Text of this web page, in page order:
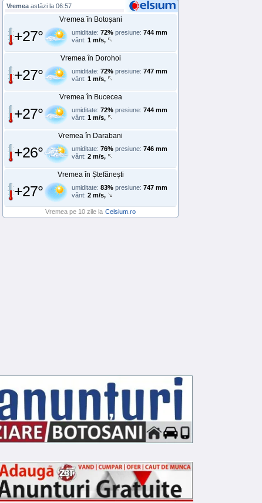
Vremea astăzi la 06:57
Vremea în Botoșani
+27° umiditate: 72% presiune: 744 mm
vânt: 1 m/s,
Vremea în Dorohoi
+27° umiditate: 72% presiune: 747 mm
vânt: 1 m/s,
Vremea în Bucecea
+27° umiditate: 72% presiune: 744 mm
vânt: 1 m/s,
Vremea în Darabani
+26° umiditate: 76% presiune: 746 mm
vânt: 2 m/s,
Vremea în Ștefănești
+27° umiditate: 83% presiune: 747 mm
vânt: 2 m/s,
Vremea pe 10 zile la Celsium.ro